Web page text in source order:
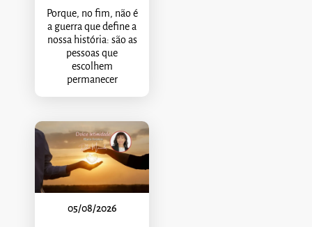
Porque, no fim, não é
a guerra que define a
nossa história: são as
pessoas que
escolhem
permanecer
05/08/2026